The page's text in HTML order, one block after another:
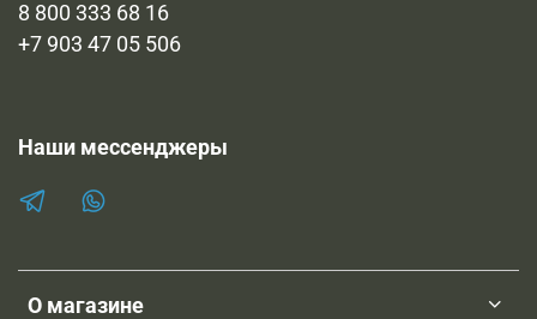
О магазине
8 800 333 68 16
+7 903 47 05 506
Наши мессенджеры